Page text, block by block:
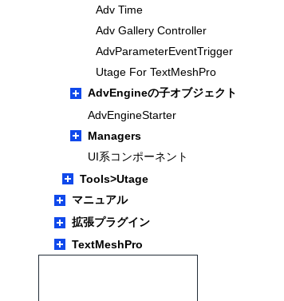
Adv Time
Adv Gallery Controller
AdvParameterEventTrigger
Utage For TextMeshPro
AdvEngineの子オブジェクト
AdvEngineStarter
Managers
UI系コンポーネント
Tools>Utage
マニュアル
拡張プラグイン
TextMeshPro